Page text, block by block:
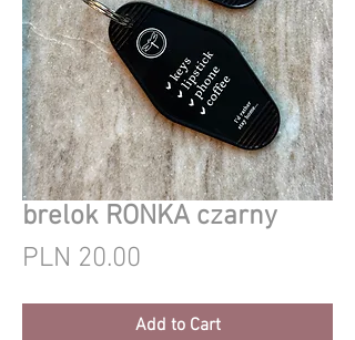
brelok RONKA czarny
PLN 20.00
Add to Cart